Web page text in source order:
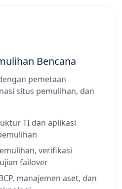
Bencana
pemetaan
situs pemulihan, dan
TI dan aplikasi
verifikasi
failover
manajemen aset, dan